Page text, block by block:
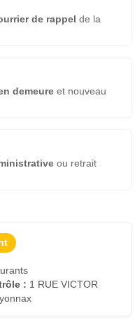
de rappel de la
demeure et nouveau
ou retrait
: 1 RUE VICTOR